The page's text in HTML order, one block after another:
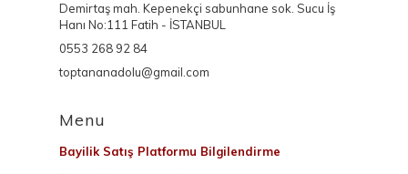
Demirtaş mah. Kepenekçi sabunhane sok. Sucu İş
Hanı No:111 Fatih - İSTANBUL
0553 268 92 84
toptananadolu@gmail.com
Menu
Bayilik Satış Platformu Bilgilendirme